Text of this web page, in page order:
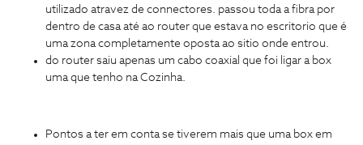
utilizado atravez de connectores. passou toda a fibra por
dentro de casa até ao router que estava no escritorio que é
uma zona completamente oposta ao sitio onde entrou.
do router saiu apenas um cabo coaxial que foi ligar a box
uma que tenho na Cozinha.
Pontos a ter em conta se tiverem mais que uma box em